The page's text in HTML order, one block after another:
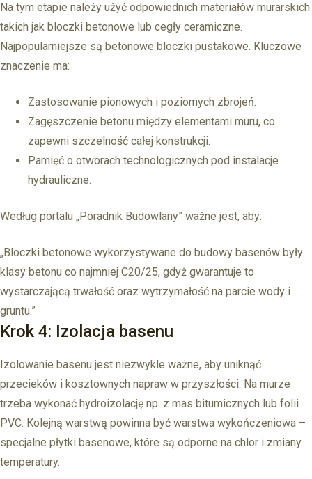
Na tym etapie należy użyć odpowiednich materiałów murarskich
takich jak bloczki betonowe lub cegły ceramiczne.
Najpopularniejsze są betonowe bloczki pustakowe. Kluczowe
znaczenie ma:
Zastosowanie pionowych i poziomych zbrojeń.
Zagęszczenie betonu między elementami muru, co
zapewni szczelność całej konstrukcji.
Pamięć o otworach technologicznych pod instalacje
hydrauliczne.
Według portalu „Poradnik Budowlany” ważne jest, aby:
„Bloczki betonowe wykorzystywane do budowy basenów były
klasy betonu co najmniej C20/25, gdyż gwarantuje to
wystarczającą trwałość oraz wytrzymałość na parcie wody i
gruntu.”
Krok 4: Izolacja basenu
Izolowanie basenu jest niezwykle ważne, aby uniknąć
przecieków i kosztownych napraw w przyszłości. Na murze
trzeba wykonać hydroizolację np. z mas bitumicznych lub folii
PVC. Kolejną warstwą powinna być warstwa wykończeniowa –
specjalne płytki basenowe, które są odporne na chlor i zmiany
temperatury.